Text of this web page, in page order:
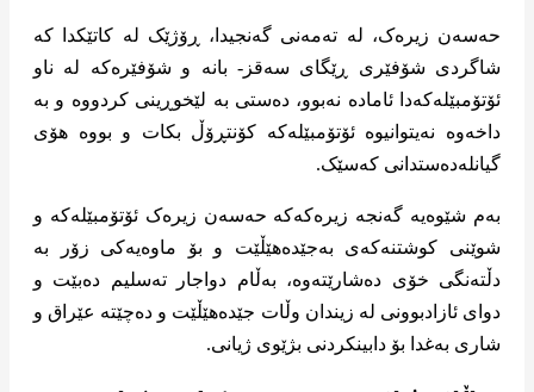
حەسەن زیرەک، لە تەمەنی گەنجیدا، ڕۆژێک لە کاتێکدا کە
شاگردی شۆفێری ڕێگای سەقز- بانە و شۆفێرەکە لە ناو
ئۆتۆمبێلەکەدا ئامادە نەبوو، دەستی بە لێخوڕینی کردووە و بە
داخەوە نەیتوانیوە ئۆتۆمبێلەکە کۆنتڕۆڵ بکات و بووە هۆی
گیانلەدەستدانی کەسێک.
بەم شێوەیە گەنجە زیرەکەکە حەسەن زیرەک ئۆتۆمبێلەکە و
شوێنی کوشتنەکەی بەجێدەهێڵێت و بۆ ماوەیەکی زۆر بە
دڵتەنگی خۆی دەشارێتەوە، بەڵام دواجار تەسلیم دەبێت و
دوای ئازادبوونی لە زیندان وڵات جێدەهێڵێت و دەچێتە عێراق و
شاری بەغدا بۆ دابینکردنی بژێوی ژیانی.